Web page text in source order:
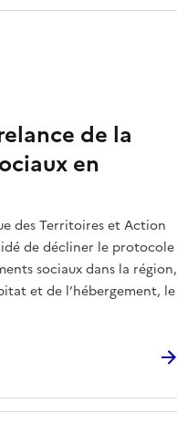
de la
en
des Territoires et Action
de décliner le protocole
sociaux dans la région,
et de l’hébergement, le